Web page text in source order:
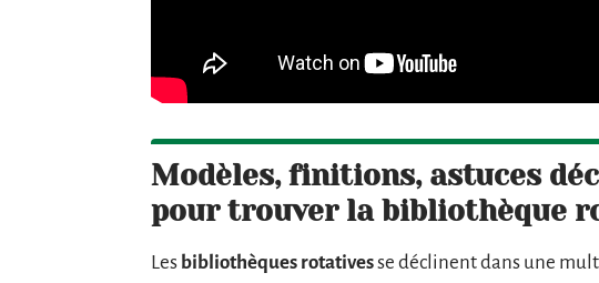
Modèles, finitions, astuces
pour trouver la bibliothèque
Les bibliothèques rotativesse déclinent dans une